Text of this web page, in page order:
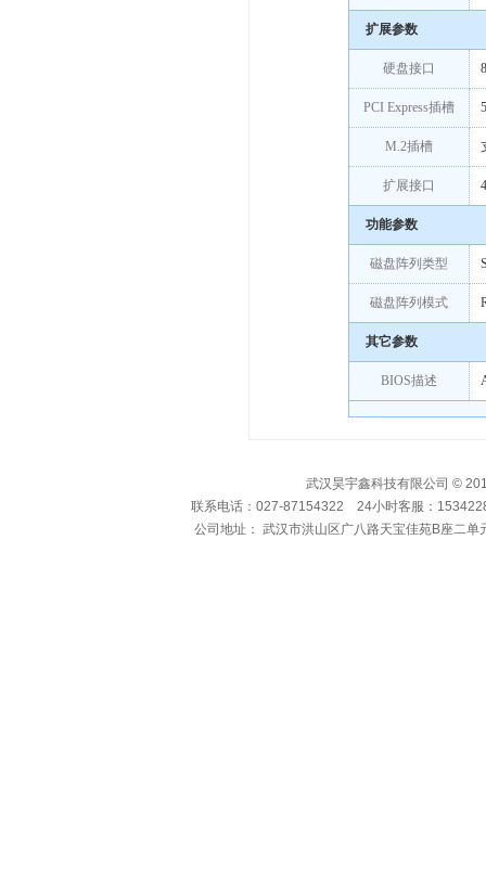
扩展参数
硬盘接口
PCI Express插槽
M.2插槽
扩展接口
功能参数
磁盘阵列类型
磁盘阵列模式
其它参数
BIOS描述
武汉昊宇鑫科技有限公司 ©
联系电话：027-87154322 24小时客服：
公司地址： 武汉市洪山区广八路天宝佳苑B座二